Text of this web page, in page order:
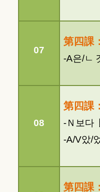
07
第四課
-A은/ㄴ
08
第四課
-Ｎ 보다
-A/V았/
第四課